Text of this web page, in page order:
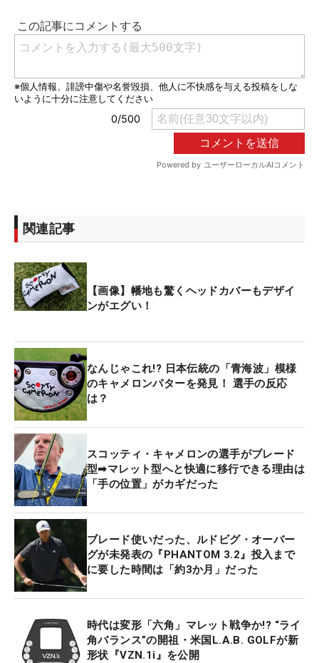
関連記事
【画像】幡地も驚くヘッドカバーもデザイ
ンがエグい！
なんじゃこれ!? 日本伝統の「青海波」模様
のキャメロンパターを発見！ 選手の反応
は？
スコッティ・キャメロンの選手がブレード
型➡マレット型へと快適に移行できる理由は
「手の位置」がカギだった
ブレード使いだった、ルドビグ・オーバー
グが未発表の『PHANTOM 3.2』投入まで
に要した時間は「約3か月」だった
時代は変形「六角」マレット戦争か!? “ライ
角バランス”の開祖・米国L.A.B. GOLFが新
形状『VZN.1i』を公開